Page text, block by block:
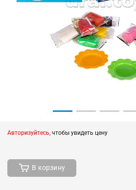
Авторизуйтесь, чтобы увидеть цену
В корзину